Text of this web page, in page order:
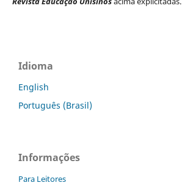
Idioma
English
Português (Brasil)
Informações
Para Leitores